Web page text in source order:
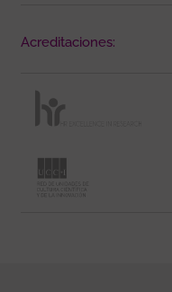
Acreditaciones: